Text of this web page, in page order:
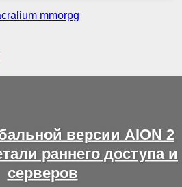
версии AION 2
раннего доступа и
серверов